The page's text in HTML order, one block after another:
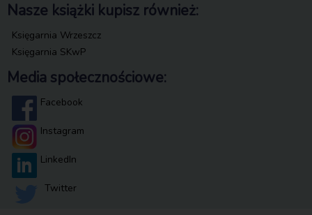
Nasze książki kupisz również:
Księgarnia Wrzeszcz
Księgarnia SKwP
Media społecznościowe:
Facebook
Instagram
LinkedIn
Twitter